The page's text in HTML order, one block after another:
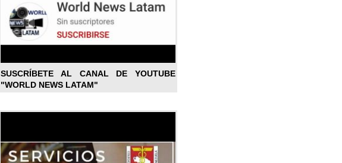
SUSCRÍBETE AL CANAL DE YOUTUBE
"WORLD NEWS LATAM"